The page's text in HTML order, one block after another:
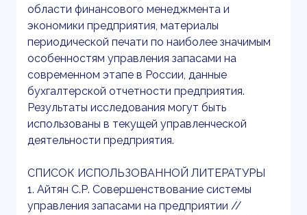
области финансового менеджмента и
экономики предприятия, материалы
периодической печати по наиболее значимым
особенностям управления запасами на
современном этапе в России, данные
бухгалтерской отчетности предприятия.
Результаты исследования могут быть
использованы в текущей управленческой
деятельности предприятия.
СПИСОК ИСПОЛЬЗОВАННОЙ ЛИТЕРАТУРЫ
1. Айтян С.Р. Совершенствование системы
управления запасами на предприятии //